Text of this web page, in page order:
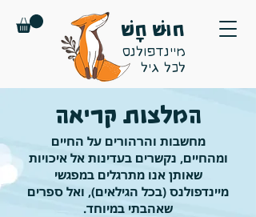
חוּשׁ חָשׁ
מיינדפולנס
לכל גיל
המלצות קריאה
מחשבות והרהורים על החיים
ומהחיים, נקשרים בעדינות אל איכויות
שאותן אנו מתרגלים במפגשי
מיינדפולנס (בכל הגילאים), ואל ספרים
שאהבתי במיוחד.